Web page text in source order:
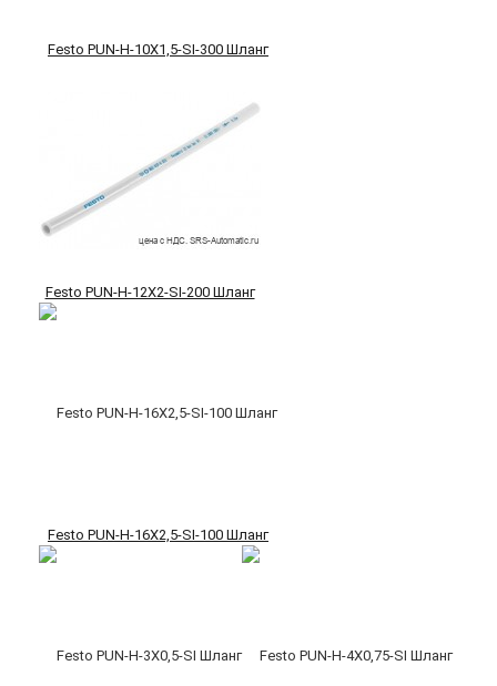
Festo PUN-H-10X1,5-SI-300 Шланг
Festo PUN-H-12X2-SI-200 Шланг
Festo PUN-H-16X2,5-SI-100 Шланг